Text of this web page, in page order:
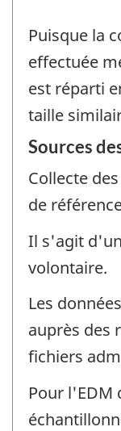
Puisque la
effectuée
est réparti
taille
Sources
Collecte
de
Il s'agit
volontaire.
Les
auprès des
fichiers
Pour l'EDM